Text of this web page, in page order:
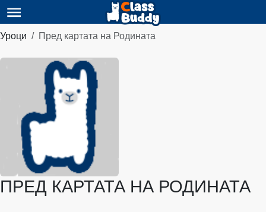
Уроци Пред картата на Родината
ПРЕД КАРТАТА НА РОДИНАТА